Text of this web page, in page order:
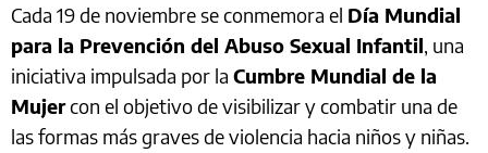
Cada 19 de noviembre se conmemora el Día Mundial
para la Prevención del Abuso Sexual Infantil, una
iniciativa impulsada por la Cumbre Mundial de la
Mujercon el objetivo de visibilizar y combatir una de
las formas más graves de violencia hacia niños y niñas.